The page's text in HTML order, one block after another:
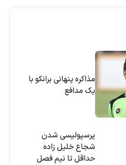
مذاکره پنهانی برانکو با
یک مدافع
پرسپولیسی‌ شدن
شجاع خلیل زاده
حداقل تا نیم فصل